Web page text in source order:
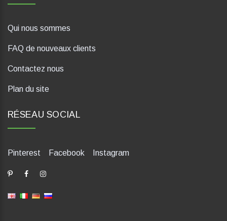
Qui nous sommes
FAQ de nouveaux clients
Contactez nous
Plan du site
RÉSEAU SOCIAL
Pinterest Facebook Instagram